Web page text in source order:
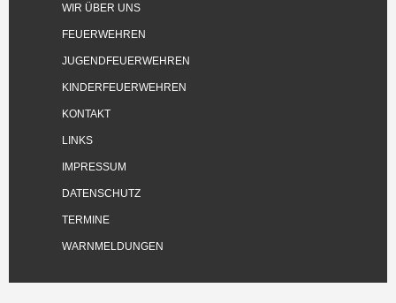
WIR ÜBER UNS
FEUERWEHREN
JUGENDFEUERWEHREN
KINDERFEUERWEHREN
KONTAKT
LINKS
IMPRESSUM
DATENSCHUTZ
TERMINE
WARNMELDUNGEN